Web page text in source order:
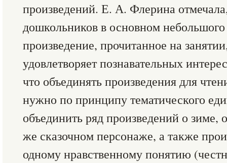
произведений. Е. А. Флерина
дошкольников в основном небольшого
произведение, прочитанное на
удовлетворяет познавательных
что объединять произведения для
нужно по принципу тематического
объединить ряд произведений о зиме,
же сказочном персонаже, а также
одному нравственному понятию